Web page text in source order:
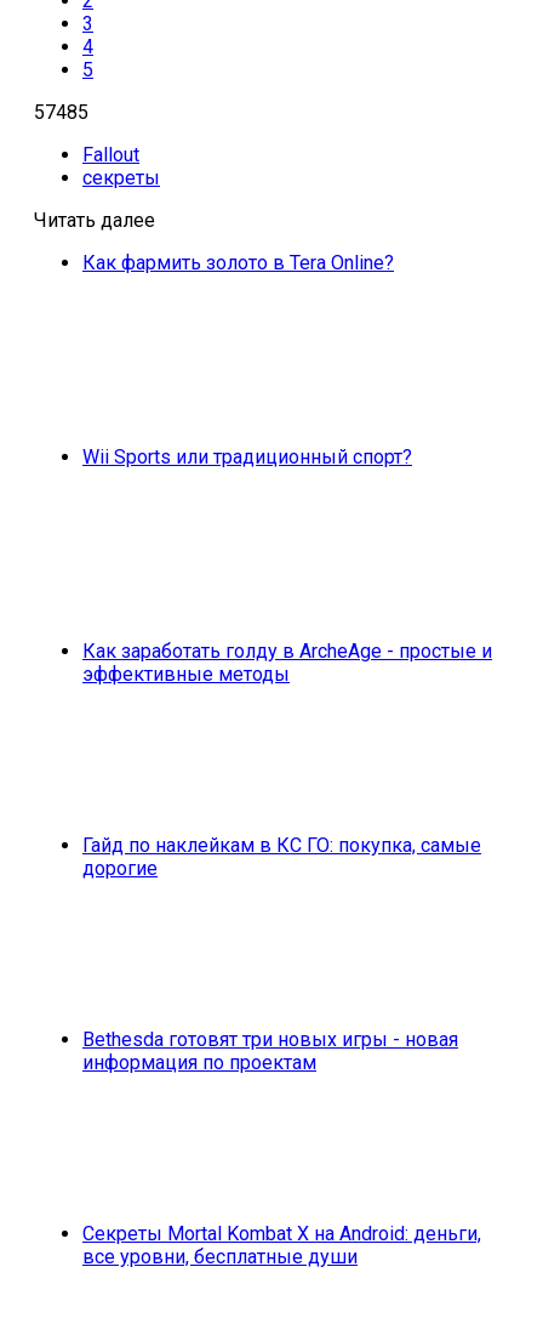
3
4
5
57485
Fallout
секреты
Читать далее
Как фармить золото в Tera Online?
Wii Sports или традиционный спорт?
Как заработать голду в ArcheAge - простые и
эффективные методы
Гайд по наклейкам в КС ГО: покупка, самые
дорогие
Bethesda готовят три новых игры - новая
информация по проектам
Секреты Mortal Kombat X на Android: деньги,
все уровни, бесплатные души